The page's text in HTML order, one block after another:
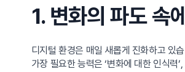
1. 변화의 파도 속
디지털 환경은 매일 새롭게 진화하고 있
가장 필요한 능력은 ‘변화에 대한 인식력